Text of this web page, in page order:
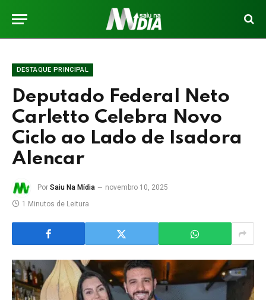
DESTAQUE PRINCIPAL
Deputado Federal Neto
Carletto Celebra Novo
Ciclo ao Lado de Isadora
Alencar
Por Saiu Na Mídia
novembro 10, 2025
1 Minutos de Leitura